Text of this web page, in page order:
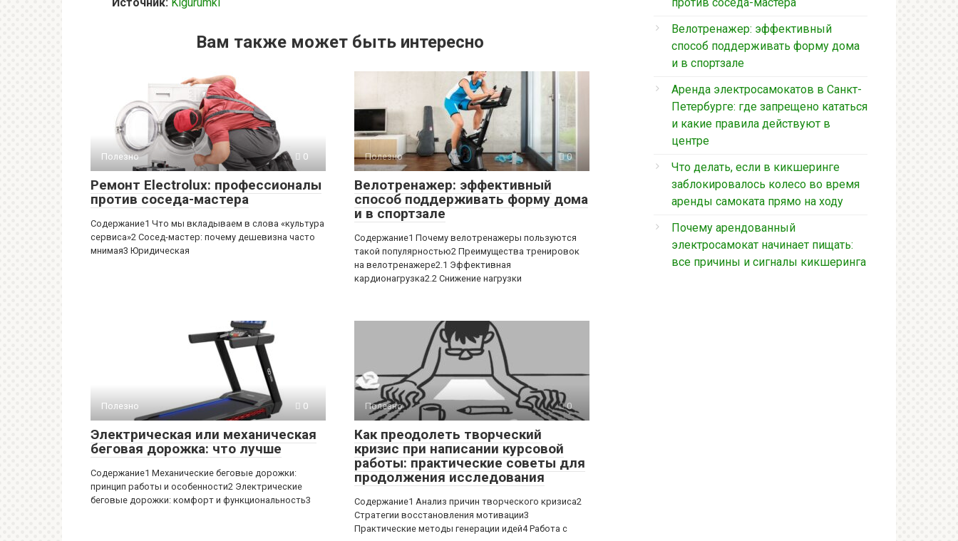
Вам также может быть интересно
Полезно 0
Ремонт Electrolux: профессионалы
против соседа-мастера
Содержание1 Что мы вкладываем в слова «культура
сервиса»2 Сосед-мастер: почему дешевизна часто
мнимая3 Юридическая
Полезно 0
Велотренажер: эффективный
способ поддерживать форму дома
и в спортзале
Содержание1 Почему велотренажеры пользуются
такой популярностью2 Преимущества тренировок
на велотренажере2.1 Эффективная
кардионагрузка2.2 Снижение нагрузки
Полезно 0
Электрическая или механическая
беговая дорожка: что лучше
Содержание1 Механические беговые дорожки:
принцип работы и особенности2 Электрические
беговые дорожки: комфорт и функциональность3
Полезно 0
Как преодолеть творческий
кризис при написании курсовой
работы: практические советы для
продолжения исследования
Содержание1 Анализ причин творческого кризиса2
Стратегии восстановления мотивации3
Практические методы генерации идей4 Работа с
Велотренажер: эффективный
способ поддерживать форму дома
и в спортзале
Аренда электросамокатов в Санкт-
Петербурге: где запрещено кататься
и какие правила действуют в
центре
Что делать, если в кикшеринге
заблокировалось колесо во время
аренды самоката прямо на ходу
Почему арендованный
электросамокат начинает пищать:
все причины и сигналы кикшеринга